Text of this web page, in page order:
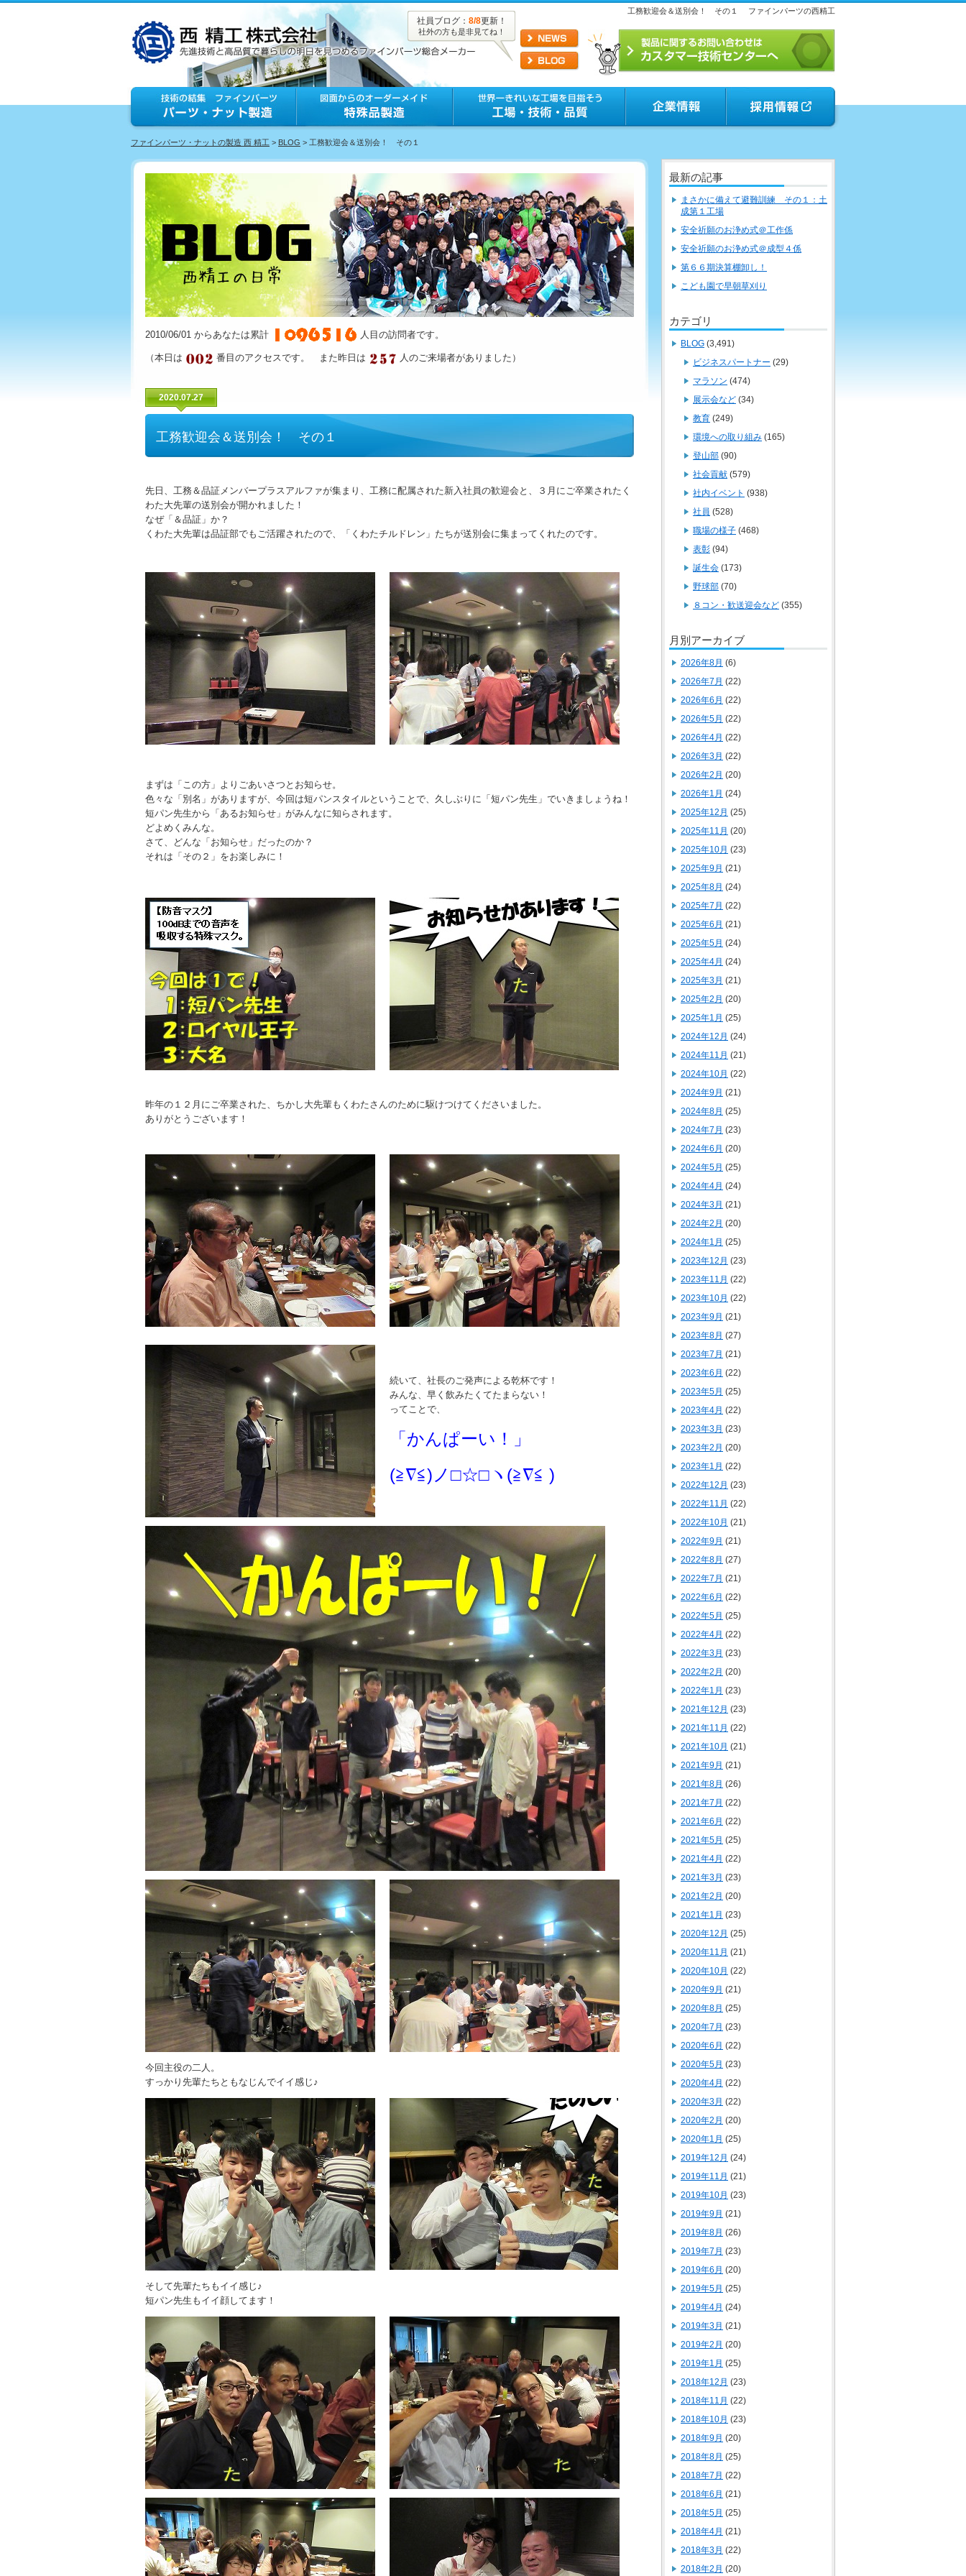
工務歓迎会＆送別会！ その１ ファインパーツの西精工
社員ブログ： 8/8更新！
社外の方も是非見てね！
ファインパーツ・ナットの製造 西 精工 > BLOG > 工務歓迎会＆送別会！ その１
2010/06/01 からあなたは累計 人目の訪問者です。
（本日は 番目のアクセスです。 また昨日は 人のご来場者がありました）
2020.07.27
工務歓迎会＆送別会！ その１
先日、工務＆品証メンバープラスアルファが集まり、工務に配属された新入社員の歓迎会と、３月にご卒業されたく
わた大先輩の送別会が開かれました！
なぜ「＆品証」か？
くわた大先輩は品証部でもご活躍されたので、「くわたチルドレン」たちが送別会に集まってくれたのです。
まずは「この方」よりごあいさつとお知らせ。
色々な「別名」がありますが、今回は短パンスタイルということで、久しぶりに「短パン先生」でいきましょうね！
短パン先生から「あるお知らせ」がみんなに知らされます。
どよめくみんな。
さて、どんな「お知らせ」だったのか？
それは「その２」をお楽しみに！
昨年の１２月にご卒業された、ちかし大先輩もくわたさんのために駆けつけてくださいました。
ありがとうございます！
続いて、社長のご発声による乾杯です！
みんな、早く飲みたくてたまらない！
ってことで、
「かんぱーい！」
(≧∇≦)ノ□☆□ヽ(≧∇≦ )
今回主役の二人。
すっかり先輩たちともなじんでイイ感じ♪
そして先輩たちもイイ感じ♪
短パン先生もイイ顔してます！
最新の記事
まさかに備えて避難訓練 その１：土
成第１工場
安全祈願のお浄め式＠工作係
安全祈願のお浄め式＠成型４係
第６６期決算棚卸し！
こども園で早朝草刈り
カテゴリ
BLOG (3,491)
ビジネスパートナー (29)
マラソン (474)
展示会など (34)
教育 (249)
環境への取り組み (165)
登山部 (90)
社会貢献 (579)
社内イベント (938)
社員 (528)
職場の様子 (468)
表彰 (94)
誕生会 (173)
野球部 (70)
８コン・歓送迎会など (355)
月別アーカイブ
2026年8月 (6)
2026年7月 (22)
2026年6月 (22)
2026年5月 (22)
2026年4月 (22)
2026年3月 (22)
2026年2月 (20)
2026年1月 (24)
2025年12月 (25)
2025年11月 (20)
2025年10月 (23)
2025年9月 (21)
2025年8月 (24)
2025年7月 (22)
2025年6月 (21)
2025年5月 (24)
2025年4月 (24)
2025年3月 (21)
2025年2月 (20)
2025年1月 (25)
2024年12月 (24)
2024年11月 (21)
2024年10月 (22)
2024年9月 (21)
2024年8月 (25)
2024年7月 (23)
2024年6月 (20)
2024年5月 (25)
2024年4月 (24)
2024年3月 (21)
2024年2月 (20)
2024年1月 (25)
2023年12月 (23)
2023年11月 (22)
2023年10月 (22)
2023年9月 (21)
2023年8月 (27)
2023年7月 (21)
2023年6月 (22)
2023年5月 (25)
2023年4月 (22)
2023年3月 (23)
2023年2月 (20)
2023年1月 (22)
2022年12月 (23)
2022年11月 (22)
2022年10月 (21)
2022年9月 (21)
2022年8月 (27)
2022年7月 (21)
2022年6月 (22)
2022年5月 (25)
2022年4月 (22)
2022年3月 (23)
2022年2月 (20)
2022年1月 (23)
2021年12月 (23)
2021年11月 (22)
2021年10月 (21)
2021年9月 (21)
2021年8月 (26)
2021年7月 (22)
2021年6月 (22)
2021年5月 (25)
2021年4月 (22)
2021年3月 (23)
2021年2月 (20)
2021年1月 (23)
2020年12月 (25)
2020年11月 (21)
2020年10月 (22)
2020年9月 (21)
2020年8月 (25)
2020年7月 (23)
2020年6月 (22)
2020年5月 (23)
2020年4月 (22)
2020年3月 (22)
2020年2月 (20)
2020年1月 (25)
2019年12月 (24)
2019年11月 (21)
2019年10月 (23)
2019年9月 (21)
2019年8月 (26)
2019年7月 (23)
2019年6月 (20)
2019年5月 (25)
2019年4月 (24)
2019年3月 (21)
2019年2月 (20)
2019年1月 (25)
2018年12月 (23)
2018年11月 (22)
2018年10月 (23)
2018年9月 (20)
2018年8月 (25)
2018年7月 (22)
2018年6月 (21)
2018年5月 (25)
2018年4月 (21)
2018年3月 (22)
2018年2月 (20)